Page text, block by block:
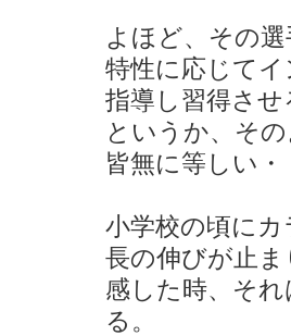
よほど、その
特性に応じて
指導し習得さ
というか、そ
皆無に等しい・
小学校の頃に
長の伸びが止
感した時、そ
る。